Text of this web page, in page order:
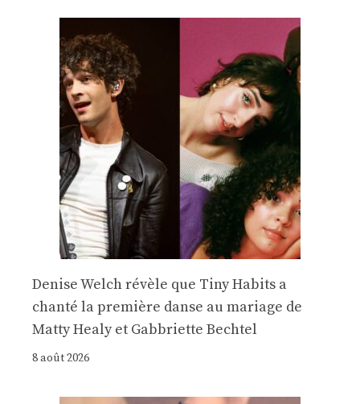
Denise Welch révèle que Tiny Habits a
chanté la première danse au mariage de
Matty Healy et Gabbriette Bechtel
8 août 2026